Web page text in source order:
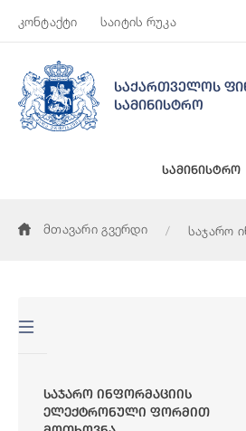
კონტაქტი საიტის რუკა
საქართველოს
სამინისტრო
სამინისტრო
მთავარი გვერდი საჯარო
Საჯარო Ინფორმაციის
Ელექტრონული Ფორმით